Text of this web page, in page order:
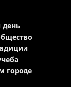
день
городе